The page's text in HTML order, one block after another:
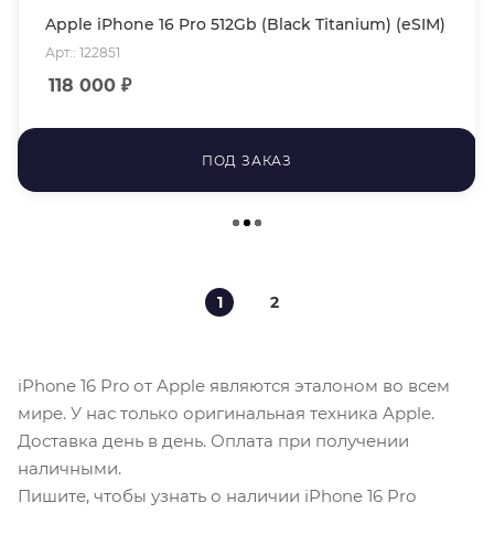
Apple iPhone 16 Pro 512Gb (Black Titanium) (eSIM)
Арт.: 122851
118 000 ₽
ПОД ЗАКАЗ
1 2
iPhone 16 Pro от Apple являются эталоном во всем
мире. У нас только оригинальная техника Apple.
Доставка день в день. Оплата при получении
наличными.
Пишите, чтобы узнать о наличии iPhone 16 Pro